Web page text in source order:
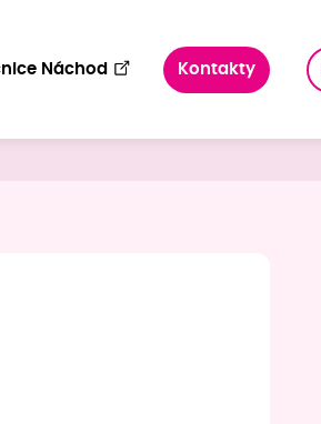
Náchod Kontakty